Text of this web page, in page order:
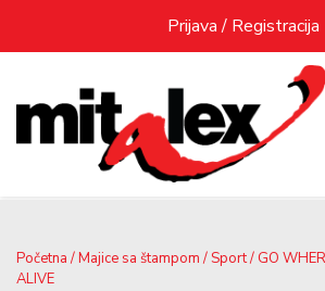
content
Prijava / Registracija
Početna /Majice sa štampom /Sport/ GO
ALIVE